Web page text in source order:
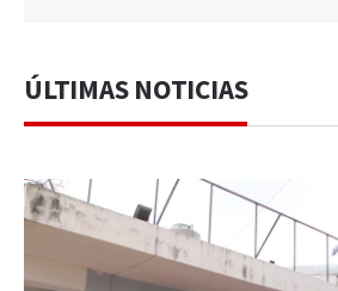
ÚLTIMAS NOTICIAS